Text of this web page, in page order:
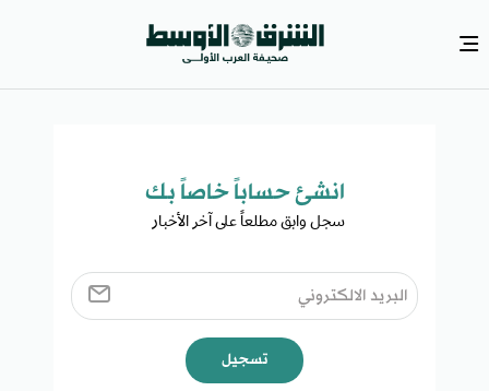
انشئ حساباً خاصاً بك​
سجل وابق مطلعاً على آخر الأخبار ​
تسجيل